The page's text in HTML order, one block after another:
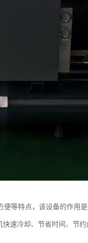
等特点，该设备的作用
速冷却、节省时间、节